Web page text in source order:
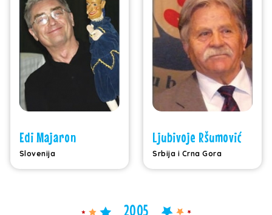
Edi Majaron
Slovenija
Ljubivoje Ršumović
Srbija i Crna Gora
2005